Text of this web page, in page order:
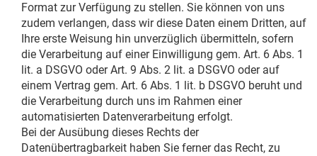
Format zur Verfügung zu stellen. Sie können von uns
zudem verlangen, dass wir diese Daten einem Dritten, auf
Ihre erste Weisung hin unverzüglich übermitteln, sofern
die Verarbeitung auf einer Einwilligung gem. Art. 6 Abs. 1
lit. a DSGVO oder Art. 9 Abs. 2 lit. a DSGVO oder auf
einem Vertrag gem. Art. 6 Abs. 1 lit. b DSGVO beruht und
die Verarbeitung durch uns im Rahmen einer
automatisierten Datenverarbeitung erfolgt.
Bei der Ausübung dieses Rechts der
Datenübertragbarkeit haben Sie ferner das Recht, zu